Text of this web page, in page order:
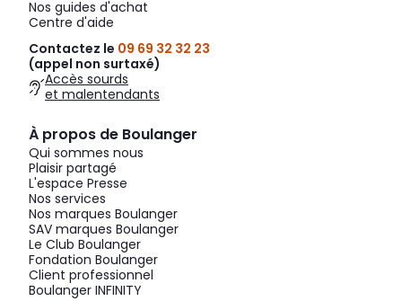
Nos guides d'achat
Centre d'aide
Contactez le 09 69 32 32 23
(appel non surtaxé)
Accès sourds
et malentendants
À propos de Boulanger
Qui sommes nous
Plaisir partagé
L'espace Presse
Nos services
Nos marques Boulanger
SAV marques Boulanger
Le Club Boulanger
Fondation Boulanger
Client professionnel
Boulanger INFINITY